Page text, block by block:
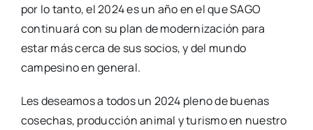
por lo tanto, el 2024 es un año en el que SAGO
continuará con su plan de modernización para
estar más cerca de sus socios, y del mundo
campesino en general.
Les deseamos a todos un 2024 pleno de buenas
cosechas, producción animal y turismo en nuestro